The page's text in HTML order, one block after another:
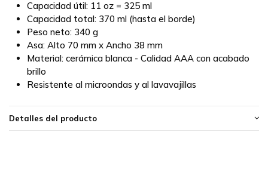
Capacidad útil: 11 oz = 325 ml
Capacidad total: 370 ml (hasta el borde)
Peso neto: 340 g
Asa: Alto 70 mm x Ancho 38 mm
Material: cerámica blanca - Calidad AAA con acabado
brillo
Resistente al microondas y al lavavajillas
Detalles del producto